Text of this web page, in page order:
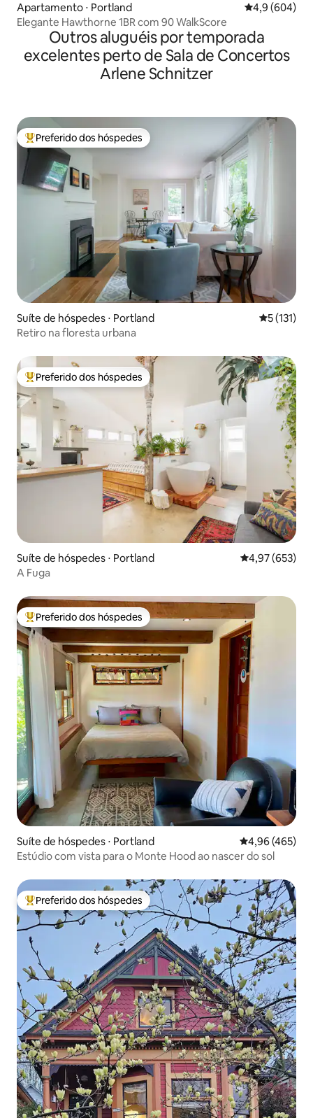
Apartamento ⋅ Portland 4,9 de uma
4,9 (604)
Elegante Hawthorne 1BR com 90 WalkScore
Outros aluguéis por temporada
excelentes perto de Sala de Concertos
Arlene Schnitzer
Entre os melhores preferidos dos hóspedes
Preferido dos hóspedes
Suíte de hóspedes ⋅ Portland 5 de uma
5 (131)
Retiro na floresta urbana
Entre os melhores preferidos dos hóspedes
Preferido dos hóspedes
Suíte de hóspedes ⋅ Portland 4,97 de uma
4,97 (653)
A Fuga
Entre os melhores preferidos dos hóspedes
Preferido dos hóspedes
Suíte de hóspedes ⋅ Portland 4,96 de uma
4,96 (465)
Estúdio com vista para o Monte Hood ao nascer do sol
Entre os melhores preferidos dos hóspedes
Preferido dos hóspedes